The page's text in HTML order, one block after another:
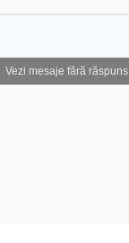
Vezi mesaje fără răspuns